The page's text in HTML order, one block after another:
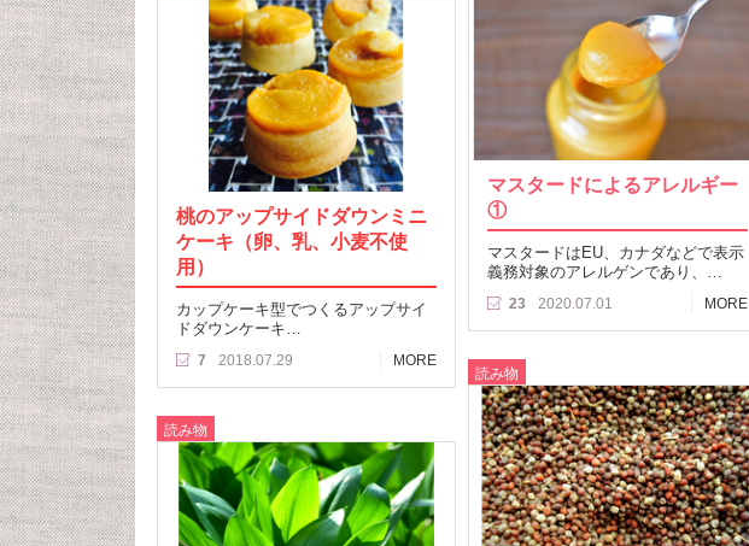
マスタードによるアレルギー
①
マスタードはEU、カナダなどで表示
義務対象のアレルゲンであり、…
23 2020.07.01 MORE
桃のアップサイドダウンミニ
ケーキ（卵、乳、小麦不使
用）
カップケーキ型でつくるアップサイ
ドダウンケーキ…
7 2018.07.29 MORE
読み物
読み物